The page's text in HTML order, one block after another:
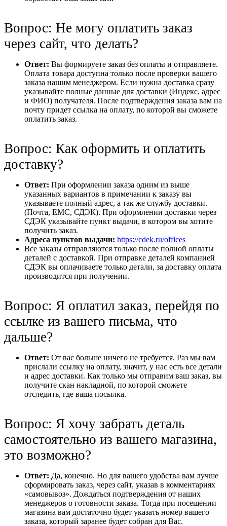
Вопрос: Не могу оплатить заказ
через сайт, что делать?
Ответ: Вы формируете заказ без оплаты и отправляете.
Оплата товара доступна только после проверки вашего
заказа нашим менеджером. Если нужна доставка сразу
указывайте полные данные для доставки (Индекс, адрес
и ФИО) получателя. После подтверждения заказа вам на
почту придет ссылка на оплату, по которой вы сможете
оплатить заказ.
Вопрос: Как оформить и оплатить
доставку?
Ответ: При оформлении заказа одним из выше
указанных вариантов в примечании к заказу вы
указываете полный адрес, а так же службу доставки.
(Почта, ЕМС, СДЭК). При оформлении доставки через
СДЭК указывайте пункт выдачи, в котором вы хотите
получить заказ.
Адреса пунктов выдачи: https://cdek.ru/offices
Все заказы отправляются только после полной оплаты
деталей с доставкой. При отправке деталей компанией
СДЭК вы оплачиваете только детали, за доставку оплата
производится при получении.
Вопрос: Я оплатил заказ, перейдя по
ссылке из вашего письма, что
дальше?
Ответ: От вас больше ничего не требуется. Раз мы вам
прислали ссылку на оплату, значит, у нас есть все детали
и адрес доставки. Как только мы отправим ваш заказ, вы
получите скан накладной, по которой сможете
отследить, где ваша посылка.
Вопрос: Я хочу забрать деталь
самостоятельно из вашего магазина,
это возможно?
Ответ: Да, конечно. Но для вашего удобства вам лучше
сформировать заказ, через сайт, указав в комментариях
«самовывоз». Дождаться подтверждения от наших
менеджеров о готовности заказа. Тогда при посещении
магазина вам достаточно будет указать номер вашего
заказа, который заранее будет собран для Вас.